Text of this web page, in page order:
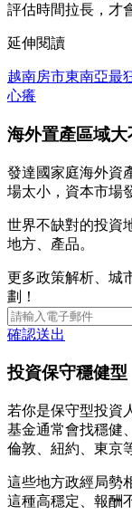
評估時間拉長，才
延伸閱讀
越南房市東南亞最
心癢
海外置產區域大
發達國家庭海外資
場太小，資本市場
世界不缺對的投資
地方、產品。
更多政策解析、城
劃！
確認送出
投資保守穩健型
若你是保守型投資
基金通常會找穩健
倫敦、紐約、東京
這些地方政經局勢
這種高穩定、報酬